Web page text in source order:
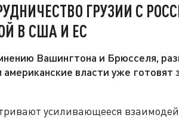
ГРУЗИИ С
В США И ЕС
Вашингтона и Брюсселя,
власти уже готовят
усиливающееся